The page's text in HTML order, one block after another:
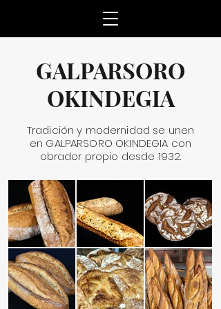
GALPARSORO
OKINDEGIA
Tradición y modernidad se unen
en GALPARSORO OKINDEGIA con
obrador propio desde 1932.